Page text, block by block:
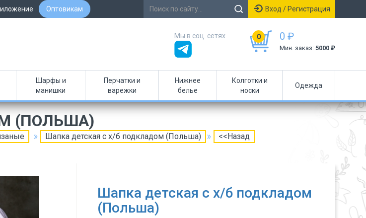
Оптовикам Вход / Регистрация
0 0 ₽
Мин. заказ: 5000 ₽
Мы в соц. сетях
Шарфы и
манишки
Перчатки и
варежки
Нижнее
белье
Колготки и
носки
Одежда
(ПОЛЬША)
Шапка детская с х/б подкладом (Польша) <<Назад
Шапка детская с х/б подкладом
(Польша)